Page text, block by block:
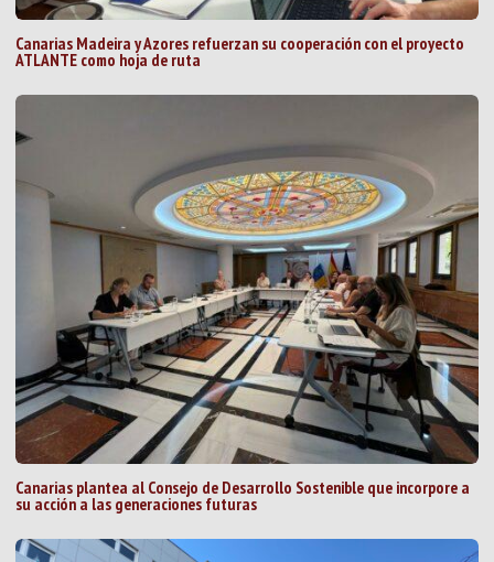
Canarias Madeira y Azores refuerzan su cooperación con el proyecto
ATLANTE como hoja de ruta
Canarias plantea al Consejo de Desarrollo Sostenible que incorpore a
su acción a las generaciones futuras